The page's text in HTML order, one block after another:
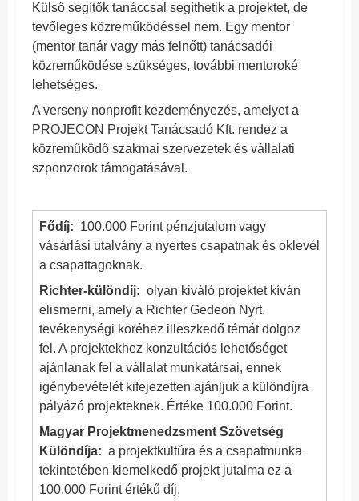
Külső segítők tanáccsal segíthetik a projektet, de
tevőleges közreműködéssel nem. Egy mentor
(mentor tanár vagy más felnőtt) tanácsadói
közreműködése szükséges, további mentoroké
lehetséges.
A verseny nonprofit kezdeményezés, amelyet a
PROJECON Projekt Tanácsadó Kft. rendez a
közreműködő szakmai szervezetek és vállalati
szponzorok támogatásával.
Fődíj: 100.000 Forint pénzjutalom vagy
vásárlási utalvány a nyertes csapatnak és oklevél
a csapattagoknak.
Richter-különdíj: olyan kiváló projektet kíván
elismerni, amely a Richter Gedeon Nyrt.
tevékenységi köréhez illeszkedő témát dolgoz
fel. A projektekhez konzultációs lehetőséget
ajánlanak fel a vállalat munkatársai, ennek
igénybevételét kifejezetten ajánljuk a különdíjra
pályázó projekteknek. Értéke 100.000 Forint.
Magyar Projektmenedzsment Szövetség
Különdíja: a projektkultúra és a csapatmunka
tekintetében kiemelkedő projekt jutalma ez a
100.000 Forint értékű díj.